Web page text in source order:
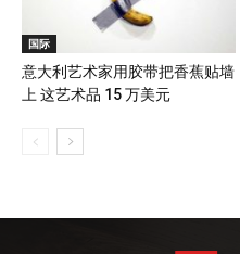
国际
意大利艺术家用胶带把香蕉贴墙
上 这艺术品 15 万美元